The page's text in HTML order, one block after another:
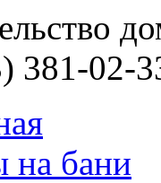
381-02-
на бани